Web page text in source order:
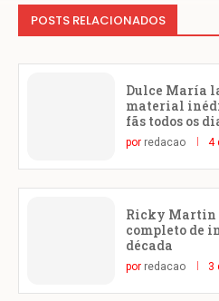
POSTS RELACIONADOS
Dulce María
material
fãs todos os
por redacao 4
Ricky Martin
completo de
década
por redacao 3